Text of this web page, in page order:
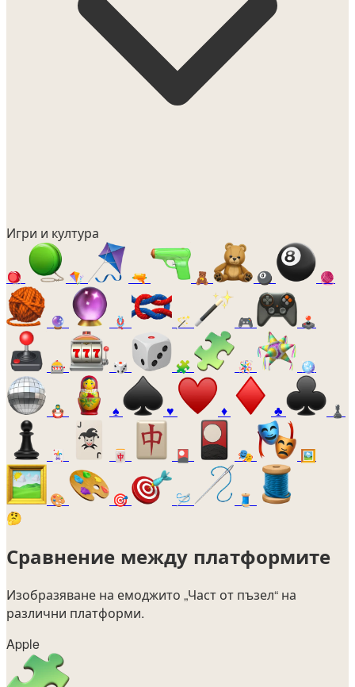
Игри и култура
🪀 🪁 🔫 🧸 🎱 🧶
🔮 🪢 🪄 🎮 🕹️
🎰 🎲 🧩 🪅 🪩
🪆 ♠️ ♥️ ♦️ ♣️ ♟️
🃏 🀄 🎴 🎭 🖼️
🎨 🎯 🪡
🧵
🤔
Сравнение между платформите
Изобразяване на емоджито „Част от пъзел“ на
различни платформи.
Apple